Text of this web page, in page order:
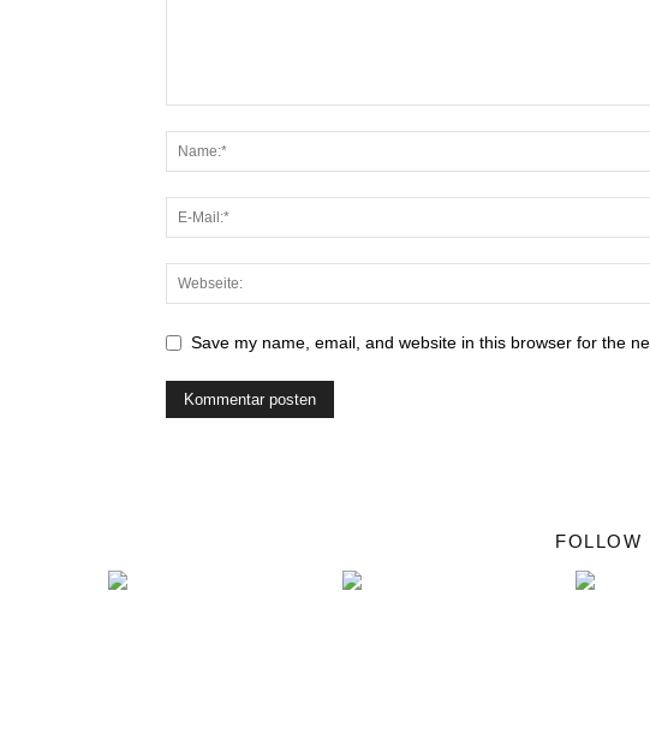
Save my name, email, and website in this browser for the
FOLLOW